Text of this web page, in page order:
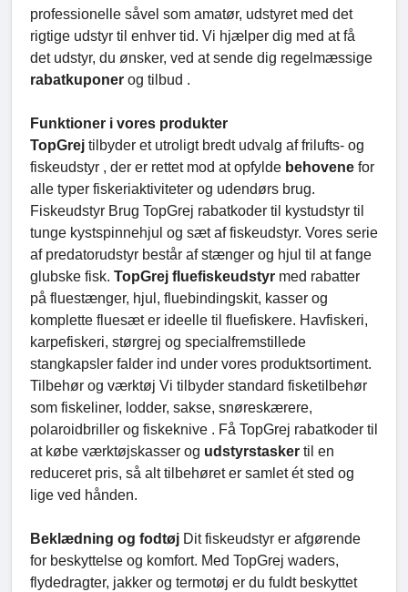
professionelle såvel som amatør, udstyret med det
rigtige udstyr til enhver tid. Vi hjælper dig med at få
det udstyr, du ønsker, ved at sende dig regelmæssige
rabatkuponer og tilbud .
Funktioner i vores produkter
TopGrej tilbyder et utroligt bredt udvalg af frilufts- og
fiskeudstyr , der er rettet mod at opfylde behovene for
alle typer fiskeriaktiviteter og udendørs brug.
Fiskeudstyr Brug TopGrej rabatkoder til kystudstyr til
tunge kystspinnehjul og sæt af fiskeudstyr. Vores serie
af predatorudstyr består af stænger og hjul til at fange
glubske fisk. TopGrej fluefiskeudstyr med rabatter
på fluestænger, hjul, fluebindingskit, kasser og
komplette fluesæt er ideelle til fluefiskere. Havfiskeri,
karpefiskeri, størgrej og specialfremstillede
stangkapsler falder ind under vores produktsortiment.
Tilbehør og værktøj Vi tilbyder standard fisketilbehør
som fiskeliner, lodder, sakse, snøreskærere,
polaroidbriller og fiskeknive . Få TopGrej rabatkoder til
at købe værktøjskasser og udstyrstasker til en
reduceret pris, så alt tilbehøret er samlet ét sted og
lige ved hånden.
Beklædning og fodtøj Dit fiskeudstyr er afgørende
for beskyttelse og komfort. Med TopGrej waders,
flydedragter, jakker og termotøj er du fuldt beskyttet